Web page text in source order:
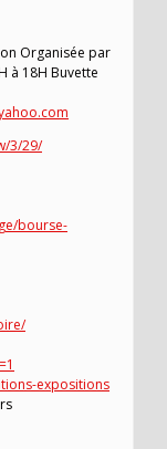
Organisée par
à 18H Buvette
3/29/
bourse-
expositions